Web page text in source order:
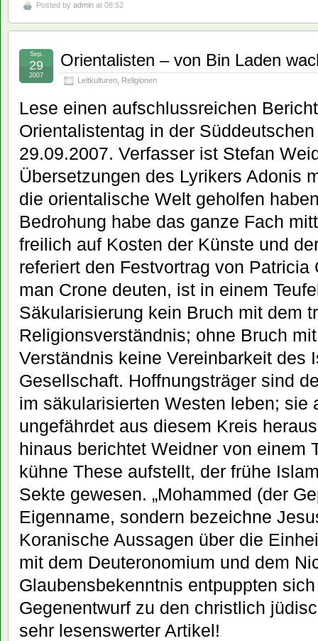
Posted by admin at 08:52
Orientalisten – von Bin Laden
Leitkulturen Religionen
Sep.
29
2007
Lese einen aufschlussreichen
Orientalistentag in der
29.09.2007. Verfasser ist Stefan
Übersetzungen des Lyrikers Adonis
die orientalische Welt geholfen
Bedrohung habe das ganze Fach
freilich auf Kosten der Künste und
referiert den Festvortrag von Patricia
man Crone deuten, ist in einem
Säkularisierung kein Bruch mit dem
Religionsverständnis; ohne Bruch
Verständnis keine Vereinbarkeit des
Gesellschaft. Hoffnungsträger sind
im säkularisierten Westen leben; sie
ungefährdet aus diesem Kreis
hinaus berichtet Weidner von einem
kühne These aufstellt, der frühe
Sekte gewesen. „Mohammed (der
Eigenname, sondern bezeichne
Koranische Aussagen über die
mit dem Deuteronomium und dem
Glaubensbekenntnis entpuppten
Gegenentwurf zu den christlich
sehr lesenswerter Artikel!